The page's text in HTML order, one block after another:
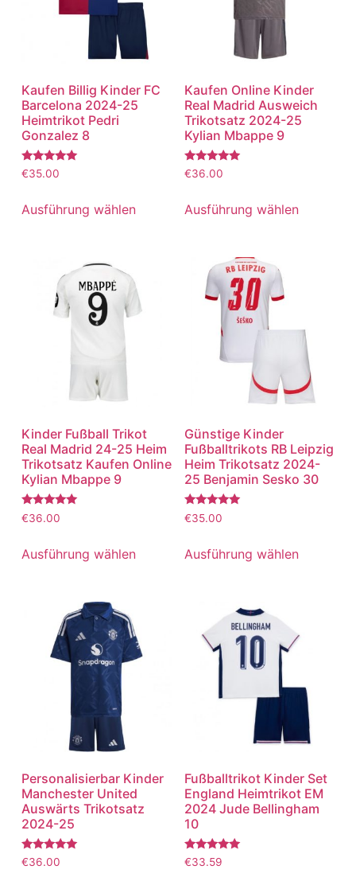
Kaufen Billig Kinder FC
Barcelona 2024-25
Heimtrikot Pedri
Gonzalez 8
Bewertet
mit
von 5
€35.00
Ausführung wählen
Kaufen Online Kinder
Real Madrid Ausweich
Trikotsatz 2024-25
Kylian Mbappe 9
Bewertet
mit
von 5
€36.00
Ausführung wählen
Kinder Fußball Trikot
Real Madrid 24-25 Heim
Trikotsatz Kaufen Online
Kylian Mbappe 9
Bewertet
mit
von 5
€36.00
Ausführung wählen
Günstige Kinder
Fußballtrikots RB Leipzig
Heim Trikotsatz 2024-
25 Benjamin Sesko 30
Bewertet
mit
von 5
€35.00
Ausführung wählen
Personalisierbar Kinder
Manchester United
Auswärts Trikotsatz
2024-25
Bewertet
mit
€36.00
Fußballtrikot Kinder Set
England Heimtrikot EM
2024 Jude Bellingham
10
Bewertet
mit
€33.59